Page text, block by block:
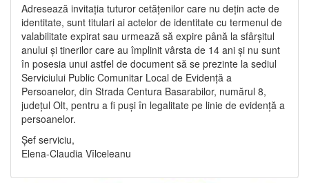
Adresează invitația tuturor cetățenilor care nu dețin acte de
identitate, sunt titulari ai actelor de identitate cu termenul de
valabilitate expirat sau urmează să expire până la sfârșitul
anului și tinerilor care au împlinit vârsta de 14 ani și nu sunt
în posesia unui astfel de document să se prezinte la sediul
Serviciului Public Comunitar Local de Evidență a
Persoanelor, din Strada Centura Basarabilor, numărul 8,
județul Olt, pentru a fi puși în legalitate pe linie de evidență a
persoanelor.
Șef serviciu,
Elena-Claudia Vîlceleanu